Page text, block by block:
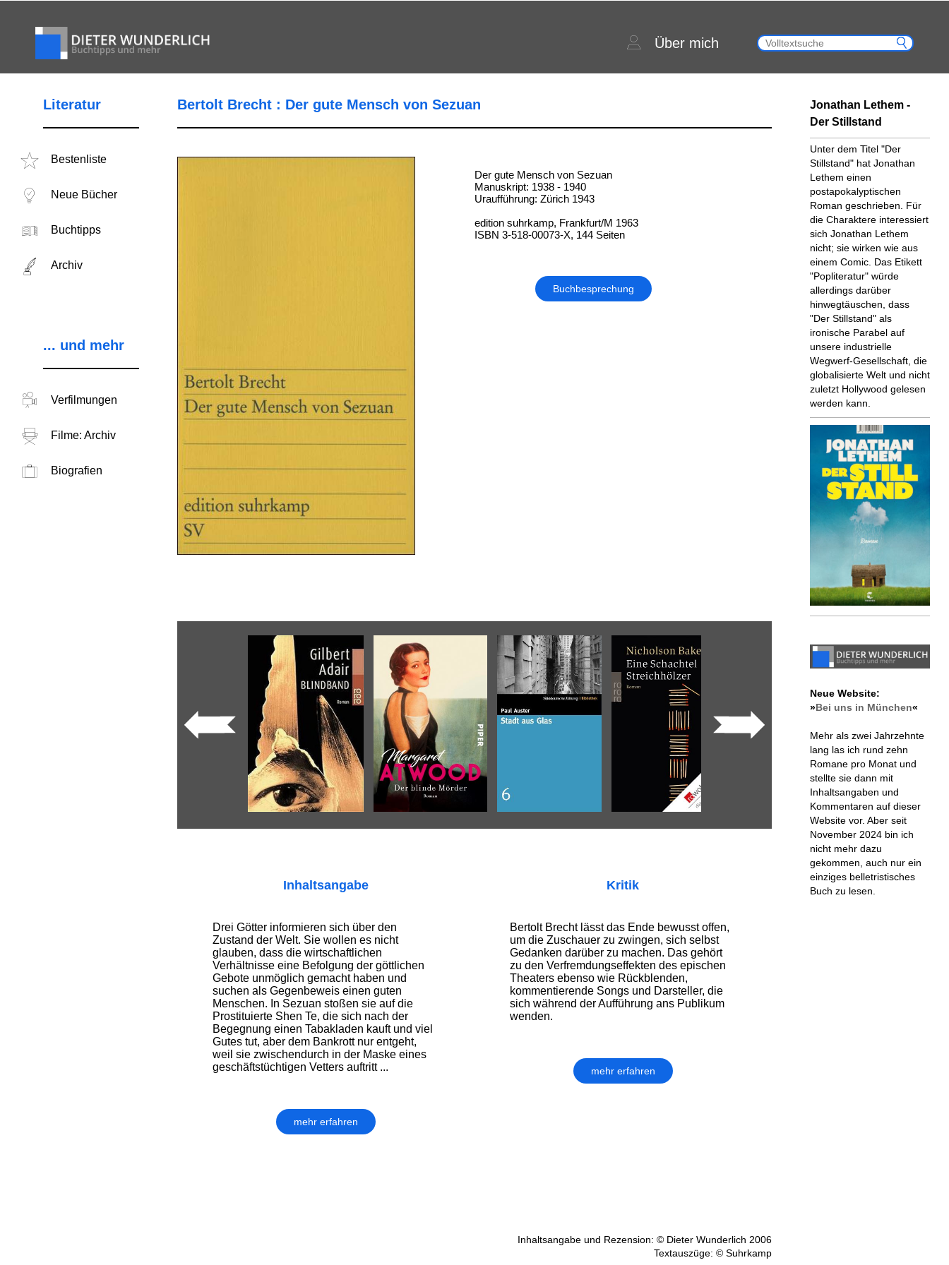
Über mich
Literatur
Bestenliste
Neue Bücher
Buchtipps
Archiv
... und mehr
Verfilmungen
Filme: Archiv
Biografien
Bertolt Brecht : Der gute Mensch von Sezuan
Der gute Mensch von Sezuan
Manuskript: 1938 - 1940
Uraufführung: Zürich 1943
edition suhrkamp, Frankfurt/M 1963
ISBN 3-518-00073-X, 144 Seiten
Buchbesprechung
Inhaltsangabe
Drei Götter informieren sich über den
Zustand der Welt. Sie wollen es nicht
glauben, dass die wirtschaftlichen
Verhältnisse eine Befolgung der göttlichen
Gebote unmöglich gemacht haben und
suchen als Gegenbeweis einen guten
Menschen. In Sezuan stoßen sie auf die
Prostituierte Shen Te, die sich nach der
Begegnung einen Tabakladen kauft und viel
Gutes tut, aber dem Bankrott nur entgeht,
weil sie zwischendurch in der Maske eines
geschäftstüchtigen Vetters auftritt ...
mehr erfahren
Kritik
Bertolt Brecht lässt das Ende bewusst offen,
um die Zuschauer zu zwingen, sich selbst
Gedanken darüber zu machen. Das gehört
zu den Verfremdungseffekten des epischen
Theaters ebenso wie Rückblenden,
kommentierende Songs und Darsteller, die
sich während der Aufführung ans Publikum
wenden.
mehr erfahren
Inhaltsangabe und Rezension: © Dieter Wunderlich 2006
Textauszüge: © Suhrkamp
Jonathan Lethem -
Der Stillstand
Unter dem Titel "Der
Stillstand" hat Jonathan
Lethem einen
postapokalyptischen
Roman geschrieben. Für
die Charaktere interessiert
sich Jonathan Lethem
nicht; sie wirken wie aus
einem Comic. Das Etikett
"Popliteratur" würde
allerdings darüber
hinwegtäuschen, dass
"Der Stillstand" als
ironische Parabel auf
unsere industrielle
Wegwerf-Gesellschaft, die
globalisierte Welt und nicht
zuletzt Hollywood gelesen
werden kann.
Neue Website:
»Bei uns in München«
Mehr als zwei Jahrzehnte
lang las ich rund zehn
Romane pro Monat und
stellte sie dann mit
Inhaltsangaben und
Kommentaren auf dieser
Website vor. Aber seit
November 2024 bin ich
nicht mehr dazu
gekommen, auch nur ein
einziges belletristisches
Buch zu lesen.